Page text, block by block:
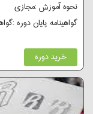
نحوه آموزش :مجازی
گواهینامه پایان دوره
خرید دوره